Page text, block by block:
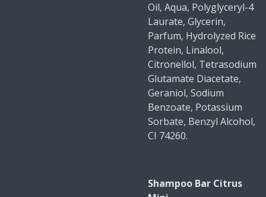
Oil, Aqua, Polyglyceryl-4
Laurate, Glycerin,
Parfum, Hydrolyzed Rice
Protein, Linalool,
Citronellol, Tetrasodium
Glutamate Diacetate,
Geraniol, Sodium
Benzoate, Potassium
Sorbate, Benzyl Alcohol,
CI 74260.
Shampoo Bar Citrus